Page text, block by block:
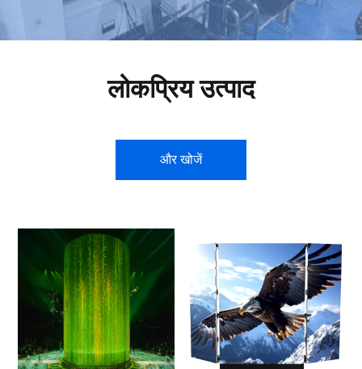
लोकप्रिय उत्पाद
और खोजें